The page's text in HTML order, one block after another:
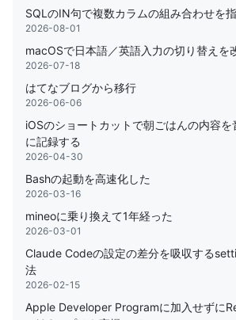
SQLのIN句で複数カラムの組み合わせを
2026-08-01
macOSで日本語／英語入力の切り替えを
2026-07-18
はてなブログから移行
2026-06-06
iOSのショートカットで朝ごはんの内容を
に記録する
2026-04-30
Bashの起動を高速化した
2026-03-16
mineoに乗り換えて1年経った
2026-03-01
Claude Codeの設定の差分を吸収する
法
2026-02-15
Apple Developer Programに加入せずに